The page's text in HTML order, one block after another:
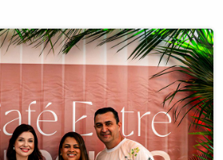
fundador da empresa Seu
estratégias para
fortalecer relacionamentos
as oportunidades de
Municipal de Turismo e
Edna Carvalho, a Rede de
mais uma iniciativa da gestão
para fortalecer o
e incentivar o crescimento das